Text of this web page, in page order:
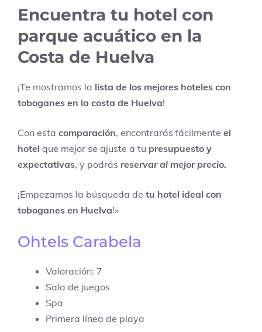
Encuentra tu hotel con
parque acuático en la
Costa de Huelva
¡Te mostramos la lista de los mejores hoteles con
toboganes en la costa de Huelva!
Con esta comparación, encontrarás fácilmente el
hotel que mejor se ajuste a tu presupuesto y
expectativas, y podrás reservar al mejor precio.
¡Empezamos la búsqueda de tu hotel ideal con
toboganes en Huelva!»
Ohtels Carabela
Valoración: 7
Sala de juegos
Spa
Primera línea de playa